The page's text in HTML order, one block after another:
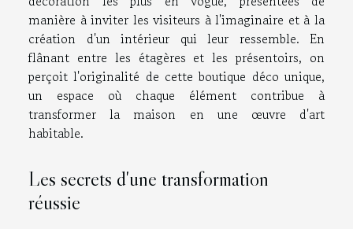
manière à inviter les visiteurs à l'imaginaire et à la
création d'un intérieur qui leur ressemble. En
flânant entre les étagères et les présentoirs, on
perçoit l'originalité de cette boutique déco unique,
un espace où chaque élément contribue à
transformer la maison en une œuvre d'art
habitable.
Les secrets d'une transformation
réussie